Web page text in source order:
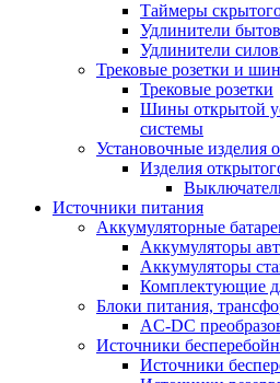
Таймеры
Удлинители
Удлинители
Трековые розетки и
Трековые розетки
Шины открытой
системы
Установочные изделия
Изделия
Источники питания
Аккумуляторные
Аккумуляторы
Аккумуляторы
Комплектующие
Блоки питания,
AC-DC
Источники
Источники